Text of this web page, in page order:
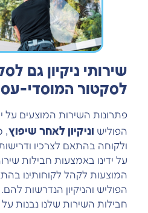
שירותי ניקיון גם
לסקטור המוסדי-
פתרונות השירות המוצעים על
הפוליש וניקיון לאחר שיפוץ,
ולקוחה בהתאם לצרכיו
על ידינו באמצעות חבילות
המוצעות לקהל לקוחותינו
הפוליש והניקיון הנדרשות להם.
חבילות השירות שלנו נבנות על